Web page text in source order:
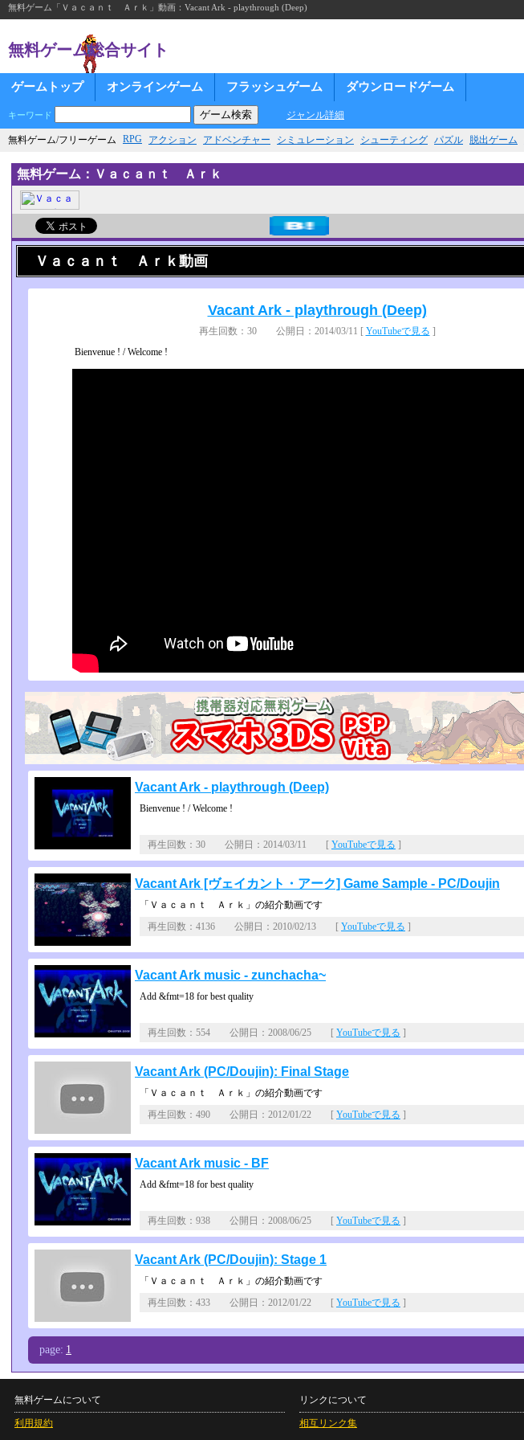
無料ゲーム「Ｖａｃａｎｔ Ａｒｋ」動画：Vacant Ark - playthrough (Deep)
無料ゲーム総合サイト
ゲームトップ オンラインゲーム フラッシュゲーム ダウンロードゲーム
キーワード ジャンル詳細
無料ゲーム/フリーゲーム RPG アクション アドベンチャー シミュレーション シューティング パズル 脱出ゲーム
無料ゲーム：Ｖａｃａｎｔ Ａｒｋ
Ｖａｃａｎｔ Ａｒｋ動画
Vacant Ark - playthrough (Deep)
再生回数：30 公開日：2014/03/11 [ YouTubeで見る ]
Bienvenue ! / Welcome !
Vacant Ark - playthrough (Deep)
Bienvenue ! / Welcome !
再生回数：30 公開日：2014/03/11 [ YouTubeで見る ]
Vacant Ark [ヴェイカント・アーク] Game Sample - PC/Doujin
「Ｖａｃａｎｔ Ａｒｋ」の紹介動画です
再生回数：4136 公開日：2010/02/13 [ YouTubeで見る ]
Vacant Ark music - zunchacha~
Add &fmt=18 for best quality
再生回数：554 公開日：2008/06/25 [ YouTubeで見る ]
Vacant Ark (PC/Doujin): Final Stage
「Ｖａｃａｎｔ Ａｒｋ」の紹介動画です
再生回数：490 公開日：2012/01/22 [ YouTubeで見る ]
Vacant Ark music - BF
Add &fmt=18 for best quality
再生回数：938 公開日：2008/06/25 [ YouTubeで見る ]
Vacant Ark (PC/Doujin): Stage 1
「Ｖａｃａｎｔ Ａｒｋ」の紹介動画です
再生回数：433 公開日：2012/01/22 [ YouTubeで見る ]
page: 1
無料ゲームについて
利用規約
リンクについて
相互リンク集